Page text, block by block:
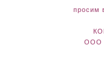
просим
ООО